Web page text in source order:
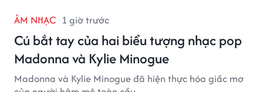
ÂM NHẠC 1 giờ trước
Cú bắt tay của hai biểu tượng nhạc pop
Madonna và Kylie Minogue
Madonna và Kylie Minogue đã hiện thực hóa giấc mơ